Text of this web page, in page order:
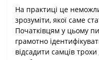
На практиці це
зрозуміти, якої саме
Початківцям у цьому
грамотно
відсадити самців